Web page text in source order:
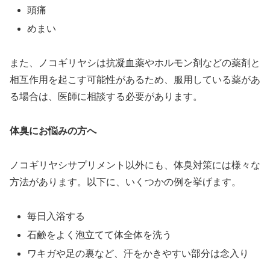
頭痛
めまい
また、ノコギリヤシは抗凝血薬やホルモン剤などの薬剤と
相互作用を起こす可能性があるため、服用している薬があ
る場合は、医師に相談する必要があります。
体臭にお悩みの方へ
ノコギリヤシサプリメント以外にも、体臭対策には様々な
方法があります。以下に、いくつかの例を挙げます。
毎日入浴する
石鹸をよく泡立てて体全体を洗う
ワキガや足の裏など、汗をかきやすい部分は念入り